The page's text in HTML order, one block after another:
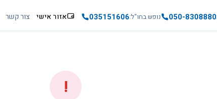
050-8308880 נופש בחו"ל035151606 אזור אישי צור קשר
!